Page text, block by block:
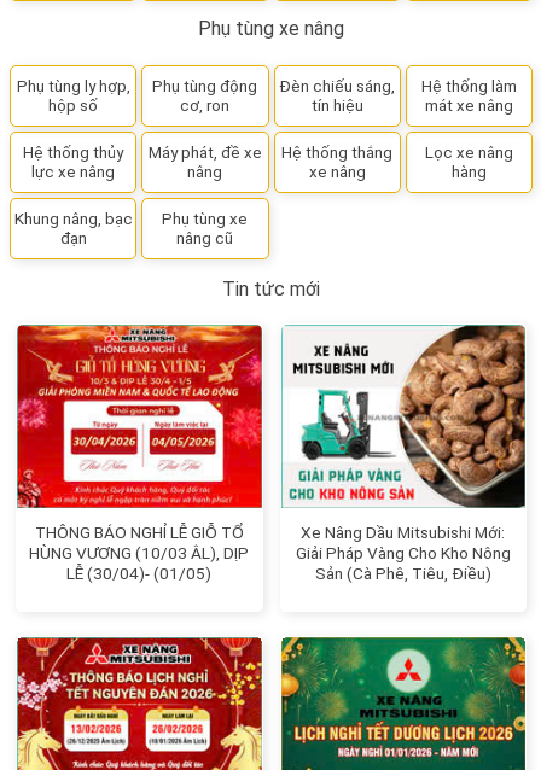
Phụ tùng xe nâng
Phụ tùng ly hợp,
hộp số
Phụ tùng động
cơ, ron
Đèn chiếu sáng,
tín hiệu
Hệ thống làm
mát xe nâng
Hệ thống thủy
lực xe nâng
Máy phát, đề xe
nâng
Hệ thống thắng
xe nâng
Lọc xe nâng
hàng
Khung nâng, bạc
đạn
Phụ tùng xe
nâng cũ
Tin tức mới
THÔNG BÁO NGHỈ LỄ GIỖ TỔ
HÙNG VƯƠNG (10/03 ÂL), DỊP
LỄ (30/04)- (01/05)
Xe Nâng Dầu Mitsubishi Mới:
Giải Pháp Vàng Cho Kho Nông
Sản (Cà Phê, Tiêu, Điều)